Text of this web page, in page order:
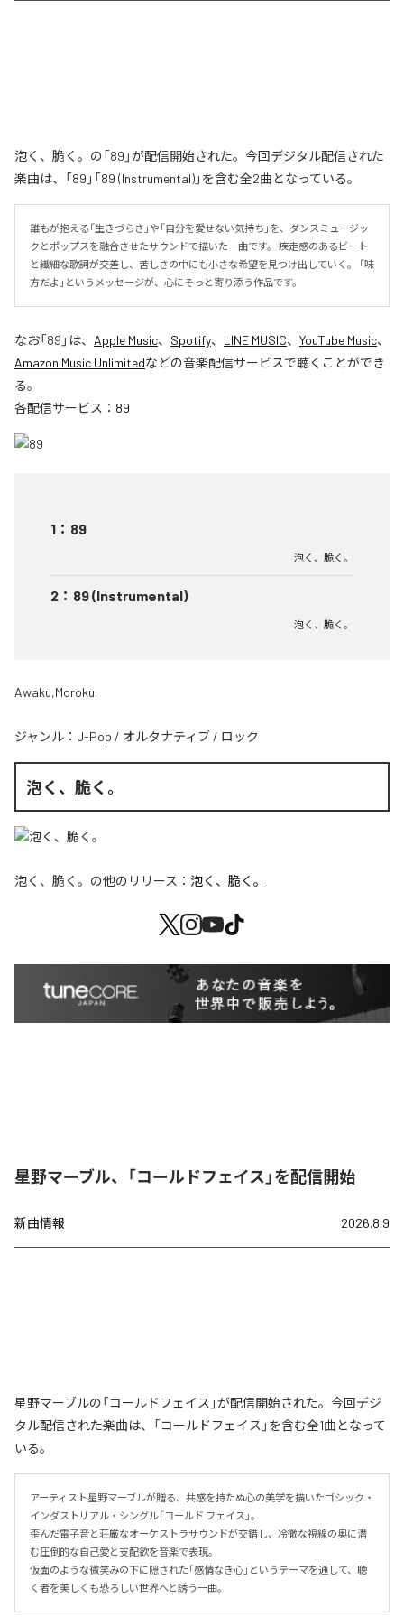
泡く、脆く。の「89」が配信開始された。今回デジタル配信された
楽曲は、「89」「89 (Instrumental)」を含む全2曲となっている。
誰もが抱える「生きづらさ」や「自分を愛せない気持ち」を、ダンスミュージッ
クとポップスを融合させたサウンドで描いた一曲です。 疾走感のあるビート
と繊細な歌詞が交差し、苦しさの中にも小さな希望を見つけ出していく。 「味
方だよ」というメッセージが、心にそっと寄り添う作品です。
なお「89 」は、 Apple Music、 Spotify、 LINE MUSIC、 YouTube Music、
Amazon Music Unlimitedなどの音楽配信サービスで聴くことができ
る。
各配信サービス： 89
1 ： 89
泡く、脆く。
2 ： 89 (Instrumental)
泡く、脆く。
Awaku,Moroku.
ジャンル： J-Pop / オルタナティブ / ロック
泡く、脆く。
泡く、脆く。 の他のリリース： 泡く、脆く。
星野マーブル、「コールドフェイス」を配信開始
新曲情報 2026.8.9
星野マーブルの「コールドフェイス」が配信開始された。今回デジ
タル配信された楽曲は、「コールドフェイス」を含む全1曲となって
いる。
アーティスト星野マーブルが贈る、共感を持たぬ心の美学を描いたゴシック・
インダストリアル・シングル「コールド フェイス」。
歪んだ電子音と荘厳なオーケストラサウンドが交錯し、冷徹な視線の奥に潜
む圧倒的な自己愛と支配欲を音楽で表現。
仮面のような微笑みの下に隠された「感情なき心」というテーマを通して、聴
く者を美しくも恐ろしい世界へと誘う一曲。